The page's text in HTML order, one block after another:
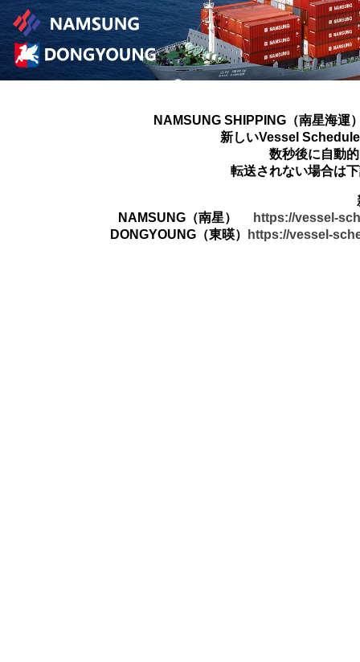
NAMSUNG SHIPPING（南星海運
新しいVessel
数秒後に自動
転送されない場合は
NAMSUNG（南星）
https://vessel-
DONGYOUNG（東暎）
https://vessel-